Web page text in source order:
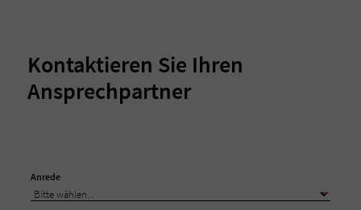
Kontaktieren Sie Ihren
Ansprechpartner
Anrede